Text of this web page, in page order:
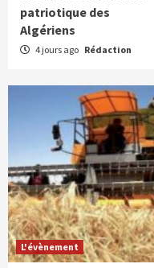
patriotique des
Algériens
4 jours ago Rédaction
L'évènement